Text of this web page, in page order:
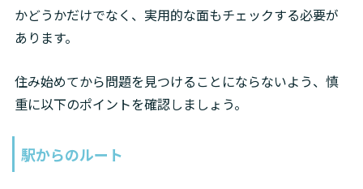
かどうかだけでなく、実用的な面もチェックする必要が
あります。
住み始めてから問題を見つけることにならないよう、慎
重に以下のポイントを確認しましょう。
駅からのルート